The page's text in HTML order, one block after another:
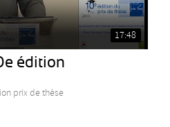
17:48
édition
prix de thèse